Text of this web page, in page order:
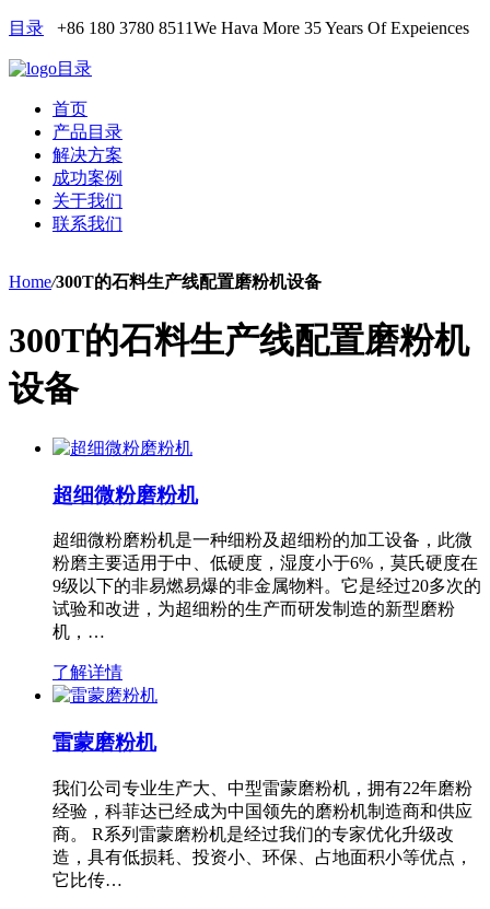
目录 +86 180 3780 8511We Hava More 35 Years Of Expeiences
目录
首页
产品目录
解决方案
成功案例
关于我们
联系我们
Home/300T的石料生产线配置磨粉机设备
300T的石料生产线配置磨粉机
设备
超细微粉磨粉机
超细微粉磨粉机是一种细粉及超细粉的加工设备，此微
粉磨主要适用于中、低硬度，湿度小于6%，莫氏硬度在
9级以下的非易燃易爆的非金属物料。它是经过20多次的
试验和改进，为超细粉的生产而研发制造的新型磨粉
机，…
了解详情
雷蒙磨粉机
我们公司专业生产大、中型雷蒙磨粉机，拥有22年磨粉
经验，科菲达已经成为中国领先的磨粉机制造商和供应
商。 R系列雷蒙磨粉机是经过我们的专家优化升级改
造，具有低损耗、投资小、环保、占地面积小等优点，
它比传…